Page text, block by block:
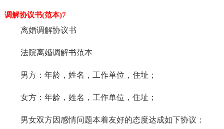
调解协议书(范本)7
离婚调解协议书
法院离婚调解书范本
男方：年龄，姓名，工作单位，住址；
女方：年龄，姓名，工作单位，住址；
男女双方因感情问题本着友好的态度达成如下协议：